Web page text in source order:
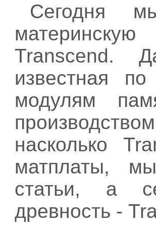
Сегодня
Transcend.
известная
модулям
насколько
матплаты,
статьи, а
древность -